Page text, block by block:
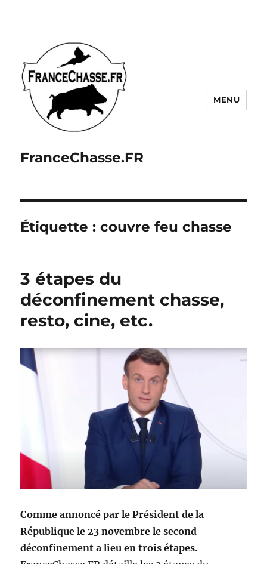
FranceChasse.FR
MENU
Étiquette :couvre feu chasse
3 étapes du
déconfinement chasse,
resto, cine, etc.
Comme annoncé par le Président de la
République le 23 novembre le second
déconfinement a lieu en trois étapes.